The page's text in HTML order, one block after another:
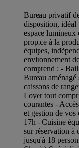
Bureau privatif
disposition, idéal
espace lumineux
propice à la
équipes,
environnement
comprend : -
Bureau aménagé
caissons de
Loyer tout
courantes -
et gestion de vos
17h - Cuisine
sur réservation à
jusqu'à 18